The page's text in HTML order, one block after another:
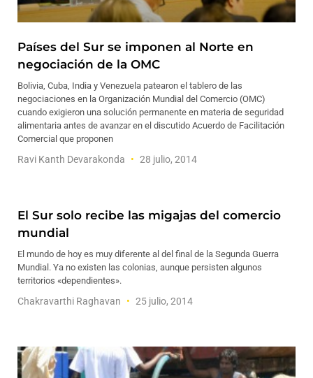
Países del Sur se imponen al Norte en
negociación de la OMC
Bolivia, Cuba, India y Venezuela patearon el tablero de las
negociaciones en la Organización Mundial del Comercio (OMC)
cuando exigieron una solución permanente en materia de seguridad
alimentaria antes de avanzar en el discutido Acuerdo de Facilitación
Comercial que proponen
Ravi Kanth Devarakonda 28 julio, 2014
El Sur solo recibe las migajas del comercio
mundial
El mundo de hoy es muy diferente al del final de la Segunda Guerra
Mundial. Ya no existen las colonias, aunque persisten algunos
territorios «dependientes».
Chakravarthi Raghavan 25 julio, 2014